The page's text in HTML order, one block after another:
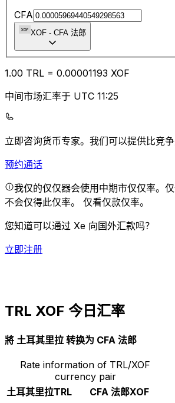
CFA
XOF - CFA 法郎
1.00 TRL = 0.00001193 XOF
中间市场汇率于 UTC 11:25
立即咨询货币专家。 我们可以提供比竞
预约通话
我仅的仅仅器会使用中期市仅仅率。
不会仅得此仅率。 仅看仅款仅率。
您知道可以通过 Xe 向国外汇款吗？
立即注册
TRL XOF 今日汇率
將 土耳其里拉 转换为 CFA 法郎
Rate information of TRL/XOF
currency pair
土耳其里拉TRL CFA 法郎XOF